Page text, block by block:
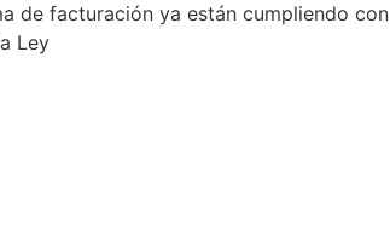
de facturación ya están cumpliendo con
Ley